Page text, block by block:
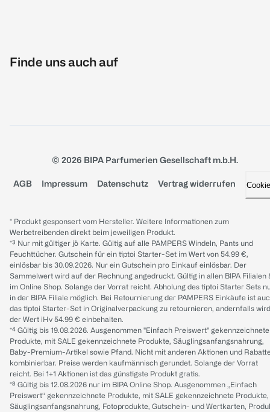
Finde uns auch auf
© 2026 BIPA Parfumerien Gesellschaft m.b.H.
AGB Impressum Datenschutz Vertrag widerrufen
* Produkt gesponsert vom Hersteller. Weitere Informationen zum
Werbetreibenden direkt beim jeweiligen Produkt.
*³ Nur mit gültiger jö Karte. Gültig auf alle PAMPERS Windeln, Pants und
Feuchttücher. Gutschein für ein tiptoi Starter-Set im Wert von 54.99 €,
einlösbar bis 30.09.2026. Nur ein Gutschein pro Einkauf einlösbar. Der
Sammelwert wird auf der Rechnung angedruckt. Gültig in allen BIPA Filialen
im Online Shop. Solange der Vorrat reicht. Abholung des tiptoi Starter Sets
in der BIPA Filiale möglich. Bei Retournierung der PAMPERS Einkäufe ist
das tiptoi Starter-Set in Originalverpackung zu retournieren, andernfalls wird
der Wert iHv 54.99 € einbehalten.
*⁴ Gültig bis 19.08.2026. Ausgenommen "Einfach Preiswert" gekennzeichnete
Produkte, mit SALE gekennzeichnete Produkte, Säuglingsanfangsnahrung,
Baby-Premium-Artikel sowie Pfand. Nicht mit anderen Aktionen und
kombinierbar. Preise werden kaufmännisch gerundet. Solange der Vorrat
reicht. Bei 1+1 Aktionen ist das günstigste Produkt gratis.
*⁸ Gültig bis 12.08.2026 nur im BIPA Online Shop. Ausgenommen „Einfach
Preiswert“ gekennzeichnete Produkte, mit SALE gekennzeichnete Produkte,
Säuglingsanfangsnahrung, Fotoprodukte, Gutschein- und Wertkarten,